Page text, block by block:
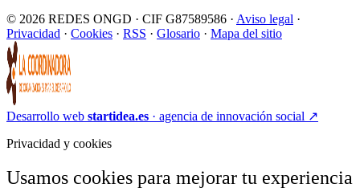
© 2026 REDES ONGD · CIF G87589586 · Aviso legal ·
Privacidad · Cookies · RSS · Glosario · Mapa del sitio
Desarrollo web startidea.es · agencia de innovación social ↗
Privacidad y cookies
Usamos cookies para mejorar tu experiencia